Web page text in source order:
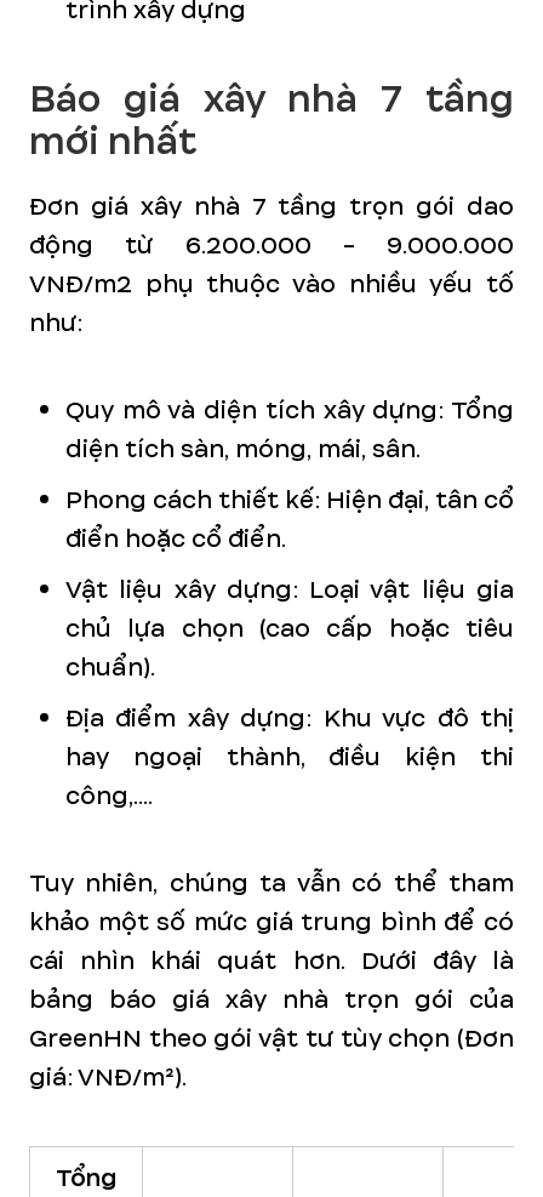
trình xây dựng
Báo giá xây nhà 7 tầng
mới nhất
Đơn giá xây nhà 7 tầng trọn gói dao
động từ 6.200.000 - 9.000.000
VNĐ/m2 phụ thuộc vào nhiều yếu tố
như:
Quy mô và diện tích xây dựng: Tổng
diện tích sàn, móng, mái, sân.
Phong cách thiết kế: Hiện đại, tân cổ
điển hoặc cổ điển.
Vật liệu xây dựng: Loại vật liệu gia
chủ lựa chọn (cao cấp hoặc tiêu
chuẩn).
Địa điểm xây dựng: Khu vực đô thị
hay ngoại thành, điều kiện thi
công,....
Tuy nhiên, chúng ta vẫn có thể tham
khảo một số mức giá trung bình để có
cái nhìn khái quát hơn. Dưới đây là
bảng báo giá xây nhà trọn gói của
GreenHN theo gói vật tư tùy chọn (Đơn
giá: VNĐ/m²).
Tổng